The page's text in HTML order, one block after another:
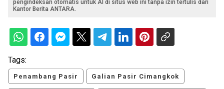
pengindeksan otomatis untuk AI di situs web ini tanpa izin tertulis dari
Kantor Berita ANTARA.
Tags:
Penambang Pasir Galian Pasir Cimangkok